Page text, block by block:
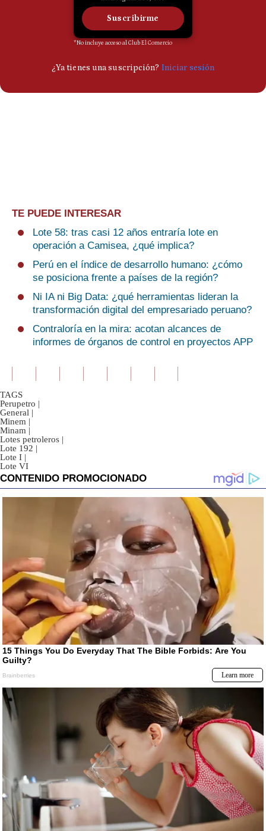
TE PUEDE INTERESAR
Lote 58: tras casi 12 años entraría lote en
operación a Camisea, ¿qué implica?
Perú en el índice de desarrollo humano: ¿cómo
se posiciona frente a países de la región?
Ni IA ni Big Data: ¿qué herramientas lideran la
transformación digital del empresariado peruano?
Contraloría en la mira: acotan alcances de
informes de órganos de control en proyectos APP
TAGS
Perupetro |
General |
Minem |
Minam |
Lotes petroleros |
Lote 192 |
Lote I |
Lote VI